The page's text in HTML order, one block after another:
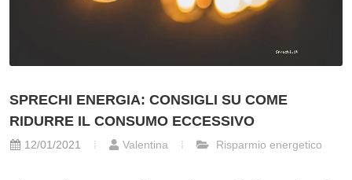
SPRECHI ENERGIA: CONSIGLI SU COME
RIDURRE IL CONSUMO ECCESSIVO
12/01/2021 Valentina Risparmio energetico